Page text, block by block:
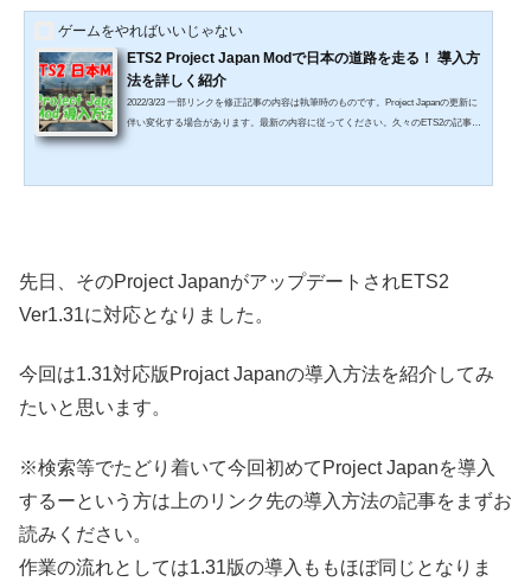
ゲームをやればいいじゃない
ETS2 Project Japan Modで日本の道路を走る！ 導入方
法を詳しく紹介
2022/3/23 一部リンクを修正記事の内容は執筆時のものです。Project Japanの更新に
伴い変化する場合があります。最新の内容に従ってください。久々のETS2の記事で
までたどり着けましたので、その辺りのことも紹介したいと思います。Project Japa
先日、そのProject JapanがアップデートされETS2
Ver1.31に対応となりました。
今回は1.31対応版Projact Japanの導入方法を紹介してみ
たいと思います。
※検索等でたどり着いて今回初めてProject Japanを導入
するーという方は上のリンク先の導入方法の記事をまずお
読みください。
作業の流れとしては1.31版の導入ももほぼ同じとなりま